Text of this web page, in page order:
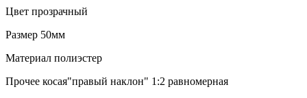
Цвет прозрачный
Размер 50мм
Материал полиэстер
Прочее косая"правый наклон" 1:2 равномерная